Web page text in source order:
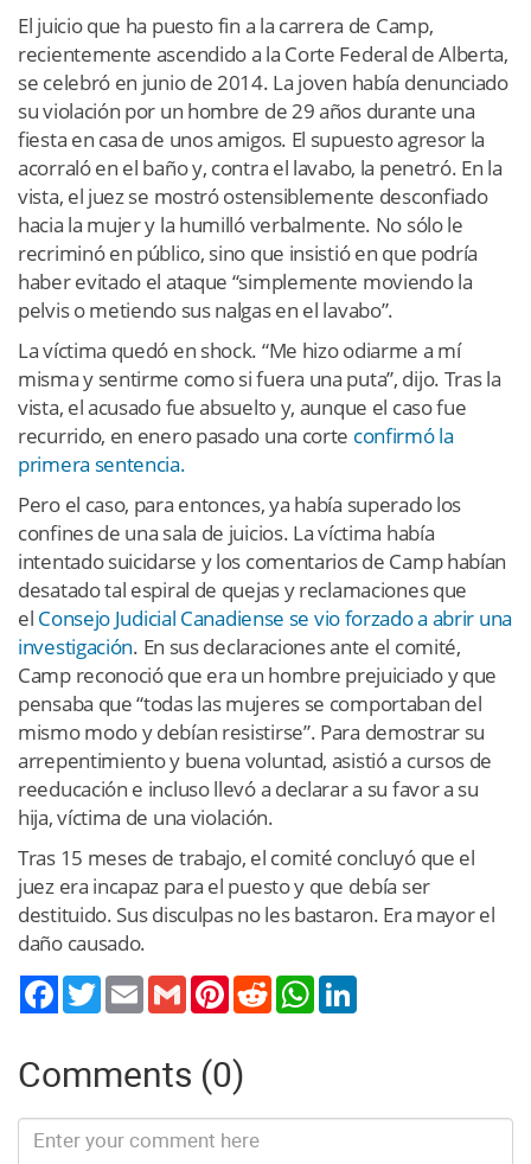
El juicio que ha puesto fin a la carrera de Camp,
recientemente ascendido a la Corte Federal de Alberta,
se celebró en junio de 2014. La joven había denunciado
su violación por un hombre de 29 años durante una
fiesta en casa de unos amigos. El supuesto agresor la
acorraló en el baño y, contra el lavabo, la penetró. En la
vista, el juez se mostró ostensiblemente desconfiado
hacia la mujer y la humilló verbalmente. No sólo le
recriminó en público, sino que insistió en que podría
haber evitado el ataque “simplemente moviendo la
pelvis o metiendo sus nalgas en el lavabo”.
La víctima quedó en shock. “Me hizo odiarme a mí
misma y sentirme como si fuera una puta”, dijo. Tras la
vista, el acusado fue absuelto y, aunque el caso fue
recurrido, en enero pasado una corte confirmó la
primera sentencia.
Pero el caso, para entonces, ya había superado los
confines de una sala de juicios. La víctima había
intentado suicidarse y los comentarios de Camp habían
desatado tal espiral de quejas y reclamaciones que
el Consejo Judicial Canadiense se vio forzado a abrir una
investigación. En sus declaraciones ante el comité,
Camp reconoció que era un hombre prejuiciado y que
pensaba que “todas las mujeres se comportaban del
mismo modo y debían resistirse”. Para demostrar su
arrepentimiento y buena voluntad, asistió a cursos de
reeducación e incluso llevó a declarar a su favor a su
hija, víctima de una violación.
Tras 15 meses de trabajo, el comité concluyó que el
juez era incapaz para el puesto y que debía ser
destituido. Sus disculpas no les bastaron. Era mayor el
daño causado.
TwitterEmail Gmail PinterestReddit WhatsApp
Comments (0)